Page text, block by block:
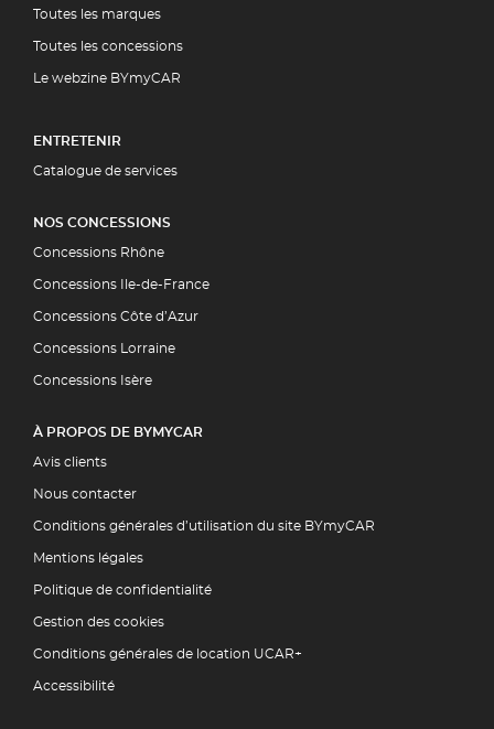
Toutes les marques
Toutes les concessions
Le webzine BYmyCAR
ENTRETENIR
Catalogue de services
NOS CONCESSIONS
Concessions Rhône
Concessions Ile-de-France
Concessions Côte d’Azur
Concessions Lorraine
Concessions Isère
À PROPOS DE BYMYCAR
Avis clients
Nous contacter
Conditions générales d’utilisation du site BYmyCAR
Mentions légales
Politique de confidentialité
Gestion des cookies
Conditions générales de location UCAR+
Accessibilité